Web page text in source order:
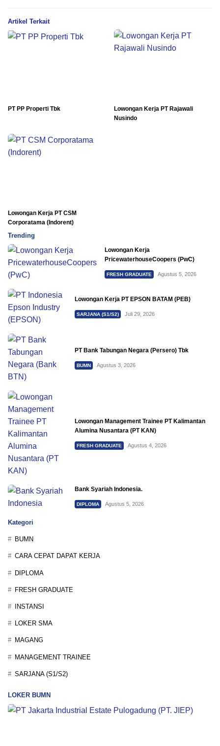
Artikel Terkait
PT PP Properti Tbk
Lowongan Kerja PT Rajawali
Nusindo
Lowongan Kerja PT CSM
Corporatama (Indorent)
Trending
Lowongan Kerja
PricewaterhouseCoopers (PwC)
FRESH GRADUATE Agustus 5, 2026
Lowongan Kerja PT EPSON BATAM (PEB)
SARJANA (S1/S2) Juli 29, 2026
PT Bank Tabungan Negara (Persero) Tbk
BUMN Agustus 3, 2026
Lowongan Management Trainee PT Kalimantan
Alumina Nusantara (PT KAN)
FRESH GRADUATE Agustus 4, 2026
Bank Syariah Indonesia.
DIPLOMA Agustus 5, 2026
Kategori
BUMN
CARA CEPAT DAPAT KERJA
DIPLOMA
FRESH GRADUATE
INSTANSI
LOKER SMA
MAGANG
MANAGEMENT TRAINEE
SARJANA (S1/S2)
LOKER BUMN